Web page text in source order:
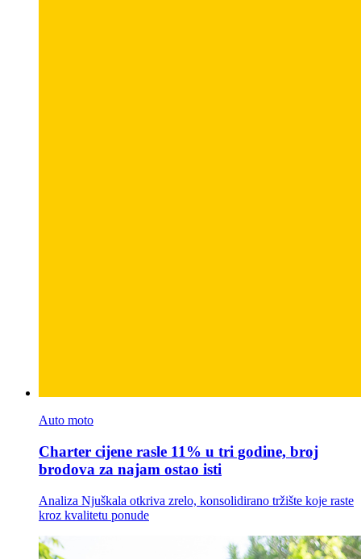
Auto moto
Charter cijene rasle 11% u tri godine, broj
brodova za najam ostao isti
Analiza Njuškala otkriva zrelo, konsolidirano tržište koje raste
kroz kvalitetu ponude